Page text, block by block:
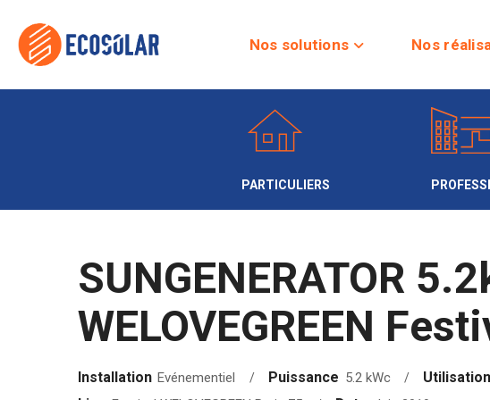
Nos solutions Nos
PARTICULIERS
SUNGENERATOR
WELOVEGREEN
Installation Evénementiel Puissance 5.2 kWc Utilisation